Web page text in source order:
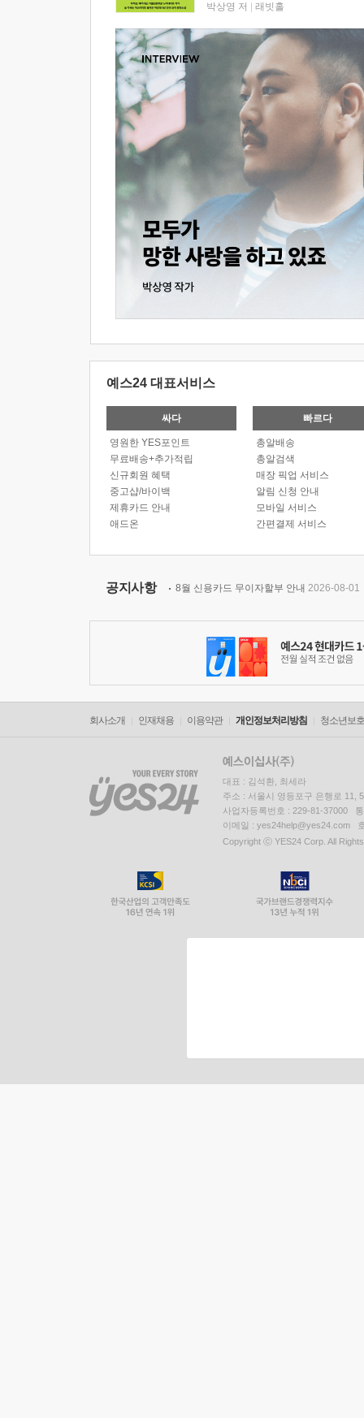
박상영 저 래빗홀
예스24 대표서비스
싸다
영원한 YES포인트
무료배송+추가적립
신규회원 혜택
중고샵/바이백
제휴카드 안내
애드온
빠르다
총알배송
총알검색
매장 픽업 서비스
알림 신청 안내
모바일 서비스
간편결제 서비스
공지사항 8월 신용카드 무이자할부 안내 2026-08-01
회사소개 인재채용 이용약관 개인정보처리방침 청소년보
대표 : 김석환, 최세라
주소 : 서울시 영등포구 은행로 11,
사업자등록번호 : 229-81-37000
이메일 : yes24help@yes24.com
Copyright ⓒ YES24 Corp. All